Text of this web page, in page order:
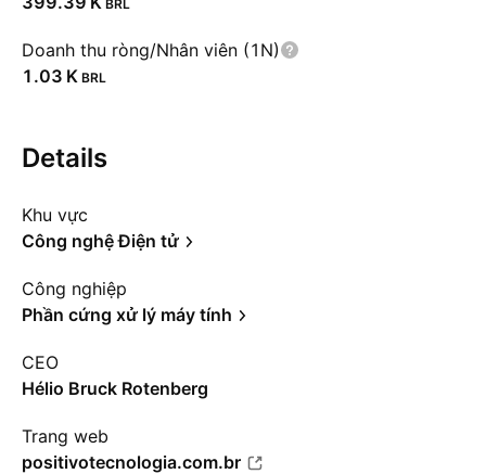
BRL
Doanh thu ròng/Nhân viên (1N)
‪1.03 K‬ BRL
Details
Khu vực
Công nghệ Điện tử
Công nghiệp
Phần cứng xử lý máy tính
CEO
Hélio Bruck Rotenberg
Trang web
positivotecnologia.com.br